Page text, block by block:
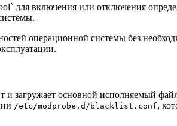
для включения или отключения
операционной системы без
и загружает основной исполняемый
/etc/modprobe.d/blacklist.conf,